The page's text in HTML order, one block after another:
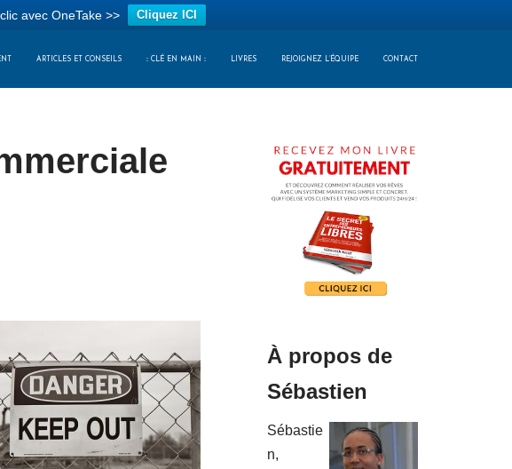
avec OneTake >> Cliquez ICI
ARTICLES ET CONSEILS :: CLÉ EN MAIN :: LIVRES REJOIGNEZ L’ÉQUIPE CONTACT
À propos de
Sébastien
Sébastie
n,